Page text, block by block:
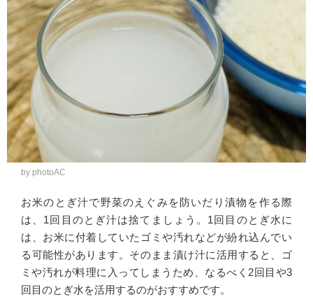
by photoAC
お米のとぎ汁で野菜のえぐみを防いだり漬物を作る際
は、1回目のとぎ汁は捨てましょう。1回目のとぎ水に
は、お米に付着していたゴミや汚れなどが紛れ込んでい
る可能性があります。そのまま漬け汁に活用すると、ゴ
ミや汚れが料理に入ってしまうため、なるべく2回目や3
回目のとぎ水を活用するのがおすすめです。